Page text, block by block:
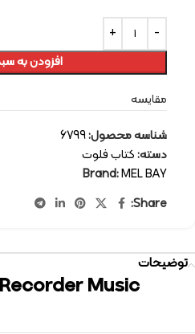
افزودن به
مقایسه
شناسه محصول:6799
دسته:کتاب فلوت
Brand:MEL BAY
Share:
توضیحات
Music